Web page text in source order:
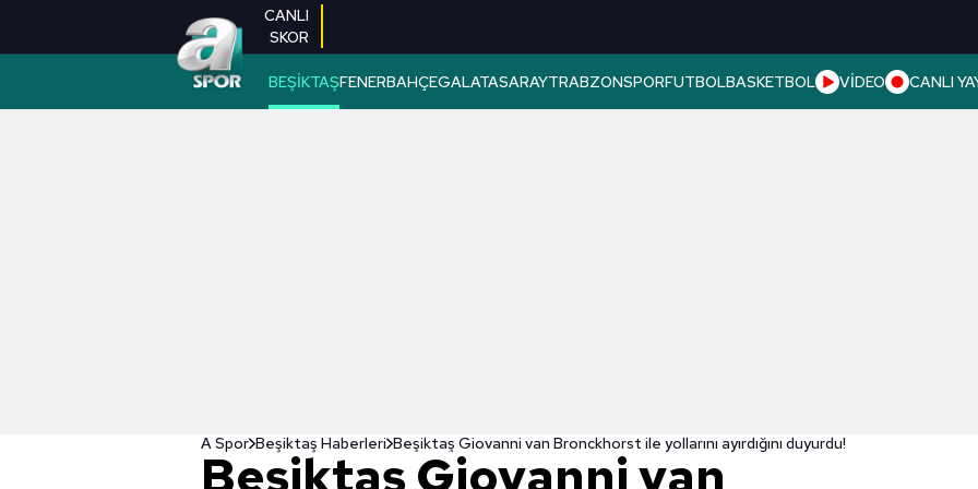
CANLI
SKOR
BEŞİKTAŞFENERBAHÇEGALATASARAYTRABZONSPORFUTBOLBASKETBOL VİDEO CANLI
A Spor Beşiktaş Haberleri Beşiktaş Giovanni van Bronckhorst ile yollarını ayırdığını duyurdu!
Beşiktaş Giovanni van